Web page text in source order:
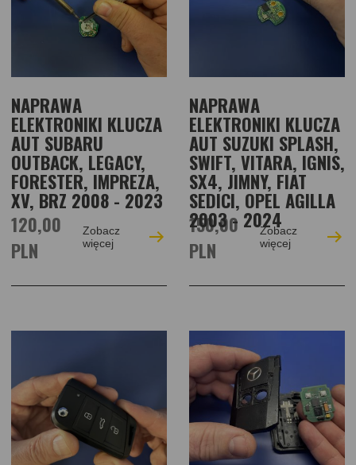
NAPRAWA
ELEKTRONIKI KLUCZA
AUT SUBARU
OUTBACK, LEGACY,
FORESTER, IMPREZA,
XV, BRZ 2008 - 2023
120,00
PLN
Zobacz
więcej
NAPRAWA
ELEKTRONIKI KLUCZA
AUT SUZUKI SPLASH,
SWIFT, VITARA, IGNIS,
SX4, JIMNY, FIAT
SEDICI, OPEL AGILLA
2003 - 2024
150,00
PLN
Zobacz
więcej